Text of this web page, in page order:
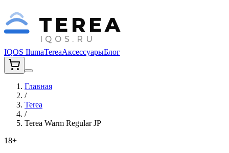
TEREA
IQOS.RU
IQOS IlumaTereaАксессуарыБлог
Главная
/
Terea
/
Terea Warm Regular JP
18+